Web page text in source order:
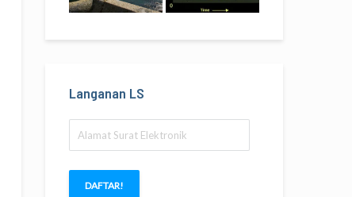
Langanan LS
Surat
Elektronik
DAFTAR!